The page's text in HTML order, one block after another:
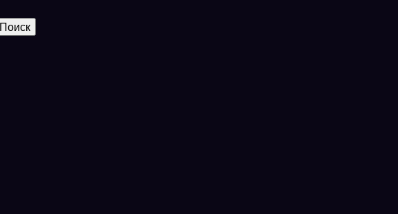
Поиск